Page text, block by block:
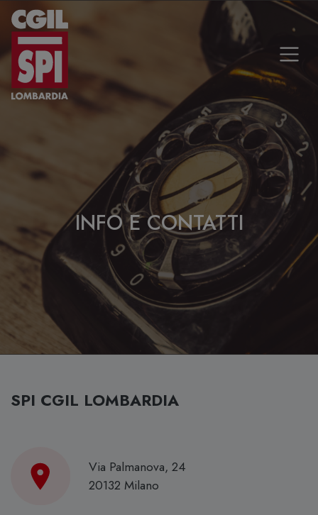
Vai al contenuto
INFO E CONTATTI
SPI CGIL LOMBARDIA
Via Palmanova, 24
20132 Milano